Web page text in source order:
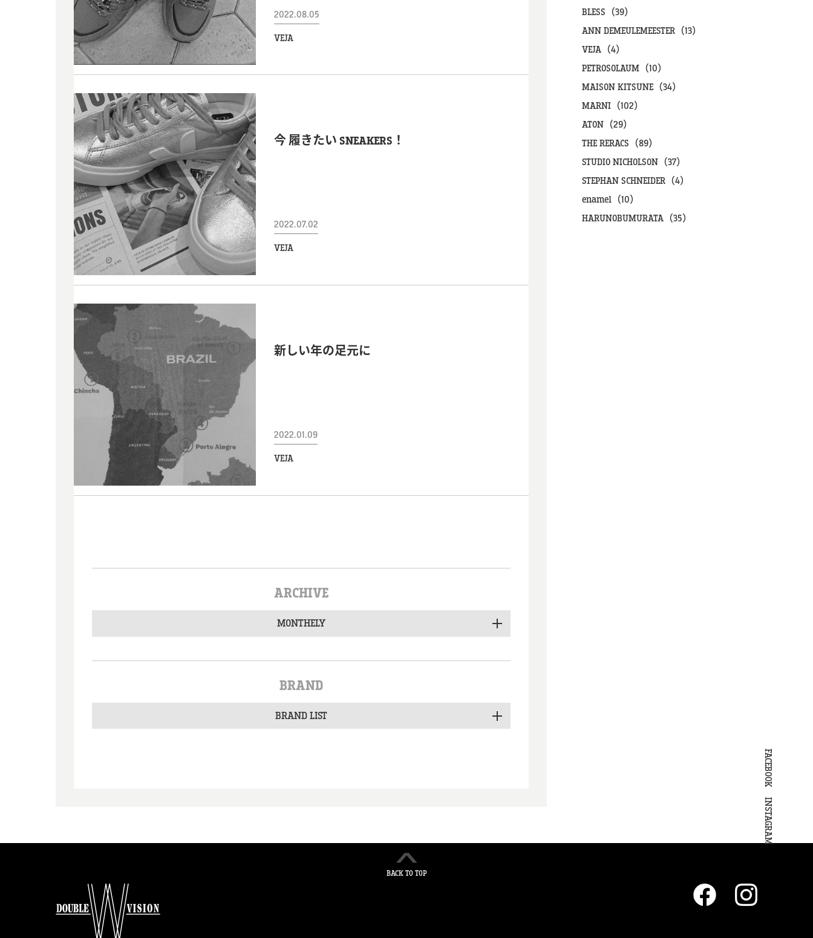
FACEBOOK
INSTAGRAM
2022.08.05
VEJA
今 履きたい SNEAKERS！
2022.07.02
VEJA
新しい年の足元に
2022.01.09
VEJA
ARCHIVE
MONTHELY
BRAND
BRAND LIST
BLESS（39）
ANN DEMEULEMEESTER（13）
VEJA（4）
PETROSOLAUM（10）
MAISON KITSUNE（34）
MARNI（102）
ATON（29）
THE RERACS（89）
STUDIO NICHOLSON（37）
STEPHAN SCHNEIDER（4）
enamel（10）
HARUNOBUMURATA（35）
BACK TO TOP